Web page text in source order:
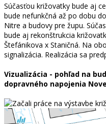
Súčasťou križovatky bude aj
bude nefunkčná až po dobu
Nitre a budovy pre župu.
bude aj rekonštrukcia
Štefánikova x Staničná. Na
signalizácia. Realizácia sa
Vizualizácia - pohľad na
dopravného napojenia